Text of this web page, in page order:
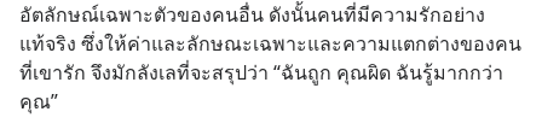
อัตลักษณ์เฉพาะตัวของคนอื่น ดังนั้นคนที่มีความรักอย่าง
แท้จริง ซึ่งให้ค่าและลักษณะเฉพาะและความแตกต่างของคน
ที่เขารัก จึงมักลังเลที่จะสรุปว่า “ฉันถูก คุณผิด ฉันรู้มากกว่า
คุณ”